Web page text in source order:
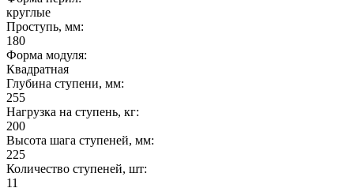
круглые
Проступь, мм:
180
Форма модуля:
Квадратная
Глубина ступени, мм:
255
Нагрузка на ступень, кг:
200
Высота шага ступеней, мм:
225
Количество ступеней, шт:
11